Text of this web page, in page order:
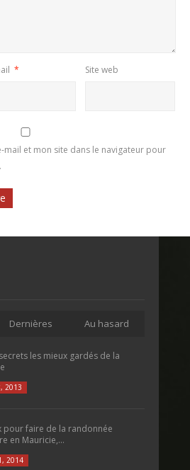
* Site web
mail et mon site dans le navigateur pour
Dernières Au hasard
les mieux gardés de la
2013
pour faire de la randonnée
en Mauricie,...
2014